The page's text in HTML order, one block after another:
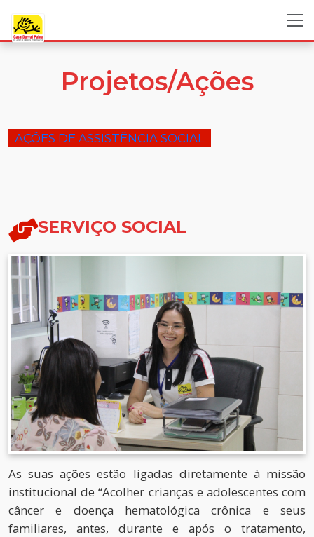
Projetos/Ações
AÇÕES DE ASSISTÊNCIA SOCIAL
SERVIÇO SOCIAL
As suas ações estão ligadas diretamente à missão
institucional de “Acolher crianças e adolescentes com
câncer e doença hematológica crônica e seus
familiares, antes, durante e após o tratamento,